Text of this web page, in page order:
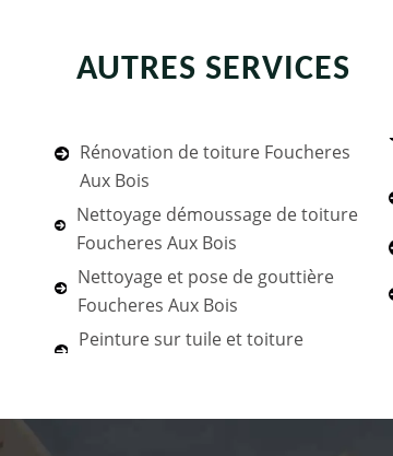
AUTRES SERVICES
Rénovation de toiture Foucheres
Aux Bois
Nettoyage démoussage de toiture
Foucheres Aux Bois
Nettoyage et pose de gouttière
Foucheres Aux Bois
Peinture sur tuile et toiture